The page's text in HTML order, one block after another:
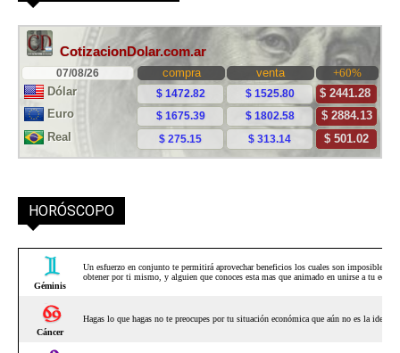
HORÓSCOPO